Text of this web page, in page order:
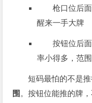
枪口位后
醒来一手大牌
按钮位后
率小得多，范
短码最怕的不是
围 。按钮位能推的牌